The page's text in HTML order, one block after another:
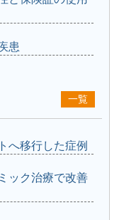
患
一覧
へ移行した症例
ック治療で改善